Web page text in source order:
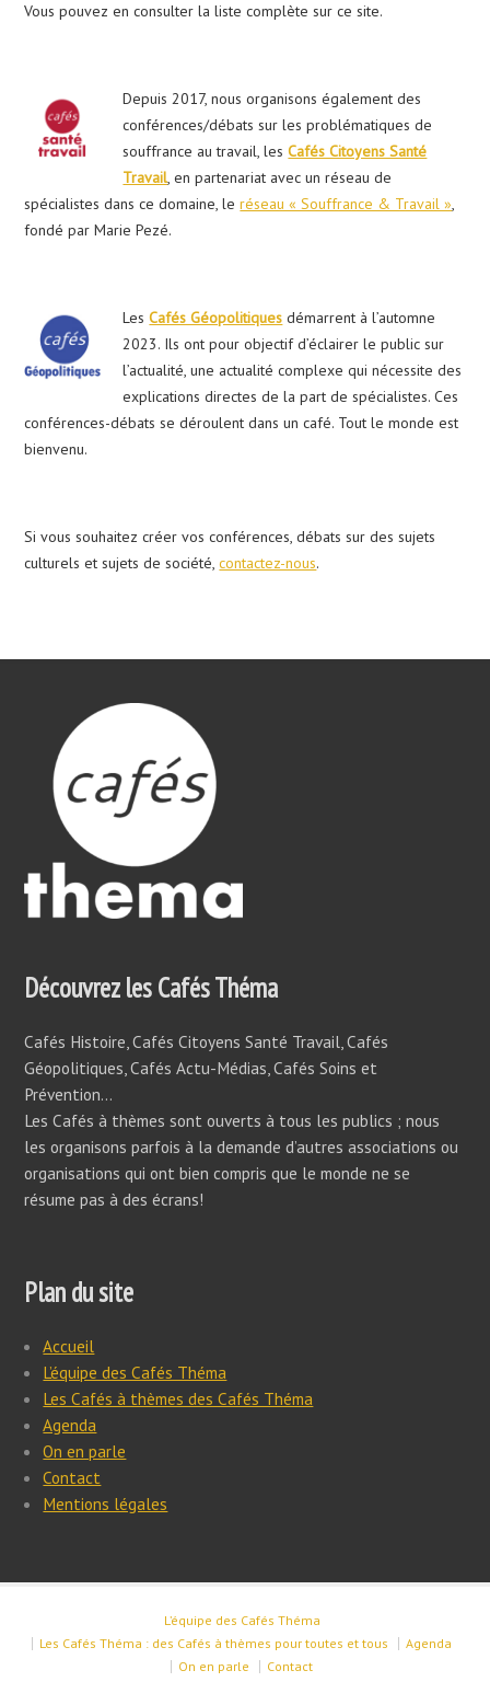
Vous pouvez en consulter la liste complète sur ce site.
Depuis 2017, nous organisons également des
conférences/débats sur les problématiques de
souffrance au travail, lesCafés Citoyens Santé
Travail, en partenariat avec un réseau de
spécialistes dans ce domaine, leréseau « Souffrance & Travail »,
fondé par Marie Pezé.
LesCafés Géopolitiques démarrent à l’automne
2023. Ils ont pour objectif d’éclairer le public sur
l’actualité, une actualité complexe qui nécessite des
explications directes de la part de spécialistes. Ces
conférences-débats se déroulent dans un café. Tout le monde est
bienvenu.
Si vous souhaitez créer vos conférences, débats sur des sujets
culturels et sujets de société,contactez-nous.
Découvrez les Cafés Théma
Cafés Histoire, Cafés Citoyens Santé Travail, Cafés
Géopolitiques, Cafés Actu-Médias, Cafés Soins et
Prévention…
Les Cafés à thèmes sont ouverts à tous les publics ; nous
les organisons parfois à la demande d’autres associations ou
organisations qui ont bien compris que le monde ne se
résume pas à des écrans!
Plan du site
Accueil
L’équipe des Cafés Théma
Les Cafés à thèmes des Cafés Théma
Agenda
On en parle
Contact
Mentions légales
L’équipe des Cafés Théma
Les Cafés Théma : des Cafés à thèmes pour toutes et tous
Agenda
On en parle
Contact